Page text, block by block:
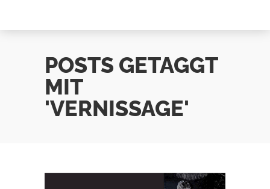
POSTS GETAGGT
MIT
'VERNISSAGE'